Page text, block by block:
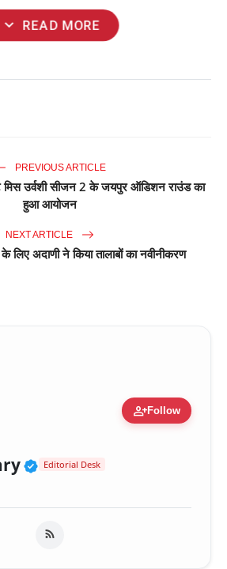
expand_more READ MORE
PREVIOUS ARTICLE
उर्वशी सीजन 2 के जयपुर ऑडिशन राउंड का
हुआ आयोजन
NEXT ARTICLE
के लिए अदाणी ने किया तालाबों का नवीनीकरण
person_addFollow
Verified Public Figure
Editorial Desk